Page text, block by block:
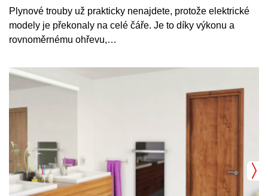
Plynové trouby už prakticky nenajdete, protože elektrické
modely je překonaly na celé čáře. Je to díky výkonu a
rovnoměrnému ohřevu,…